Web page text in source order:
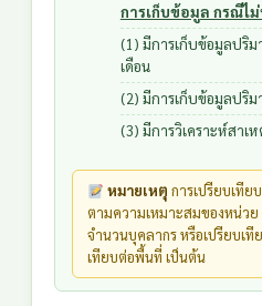
การเก็บข้อมูล กรณีไ
(1) มีการเก็บข้อมูลปริ
เดือน
(2) มีการเก็บข้อมูลปริ
(3) มีการวิเคราะห์สาเ
หมายเหตุ การเปรียบเทีย
ตามความเหมาะสมของหน่วย
จำนวนบุคลากร หรือเปรียบเที
เทียบต่อพื้นที่ เป็นต้น